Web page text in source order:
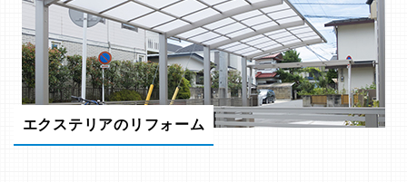
エクステリアのリフォーム